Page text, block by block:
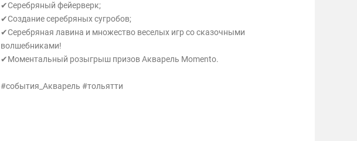
✔Серебряный фейерверк;
✔Создание серебряных сугробов;
✔Серебряная лавина и множество веселых игр со сказочными
волшебниками!
✔Моментальный розыгрыш призов Акварель Momento.
#события_Акварель #тольятти